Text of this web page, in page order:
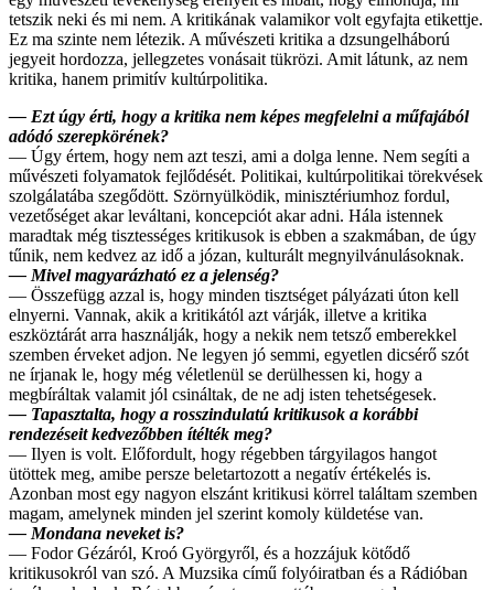
tetszik neki és mi nem. A kritikának valamikor volt egyfajta etikettje.
Ez ma szinte nem létezik. A művészeti kritika a dzsungelháború
jegyeit hordozza, jellegzetes vonásait tükrözi. Amit látunk, az nem
kritika, hanem primitív kultúrpolitika.
— Ezt úgy érti, hogy a kritika nem képes megfelelni a műfajából
adódó szerepkörének?
— Úgy értem, hogy nem azt teszi, ami a dolga lenne. Nem segíti a
művészeti folyamatok fejlődését. Politikai, kultúrpolitikai törekvések
szolgálatába szegődött. Szörnyülködik, minisztériumhoz fordul,
vezetőséget akar leváltani, koncepciót akar adni. Hála istennek
maradtak még tisztességes kritikusok is ebben a szakmában, de úgy
tűnik, nem kedvez az idő a józan, kulturált megnyilvánulásoknak.
— Mivel magyarázható ez a jelenség?
— Összefügg azzal is, hogy minden tisztséget pályázati úton kell
elnyerni. Vannak, akik a kritikától azt várják, illetve a kritika
eszköztárát arra használják, hogy a nekik nem tetsző emberekkel
szemben érveket adjon. Ne legyen jó semmi, egyetlen dicsérő szót
ne írjanak le, hogy még véletlenül se derülhessen ki, hogy a
megbíráltak valamit jól csináltak, de ne adj isten tehetségesek.
— Tapasztalta, hogy a rosszindulatú kritikusok a korábbi
rendezéseit kedvezőbben ítélték meg?
— Ilyen is volt. Előfordult, hogy régebben tárgyilagos hangot
ütöttek meg, amibe persze beletartozott a negatív értékelés is.
Azonban most egy nagyon elszánt kritikusi körrel találtam szemben
magam, amelynek minden jel szerint komoly küldetése van.
— Mondana neveket is?
— Fodor Gézáról, Kroó Györgyről, és a hozzájuk kötődő
kritikusokról van szó. A Muzsika című folyóiratban és a Rádióban